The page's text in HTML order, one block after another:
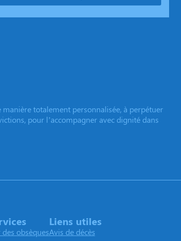
totalement personnalisée, à perpétuer
pour l’accompagner avec dignité dans
obsèques
Liens utiles
Avis de décès